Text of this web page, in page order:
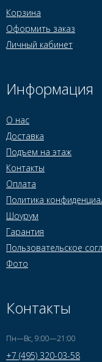
Корзина
Оформить заказ
Личный кабинет
Информация
О нас
Доставка
Подъем на этаж
Контакты
Оплата
Политика
Шоурум
Гарантия
Пользовательское
Фото
Контакты
Пн—Вс, 9:00—21:00
+7 (495) 320-03-58